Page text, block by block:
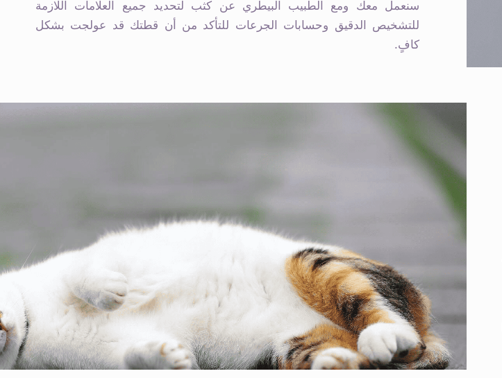
سنعمل معك ومع الطبيب البيطري عن كثب لتحديد جميع العلامات اللازمة
للتشخيص الدقيق وحسابات الجرعات للتأكد من أن قطتك قد عولجت بشكل
كافٍ.